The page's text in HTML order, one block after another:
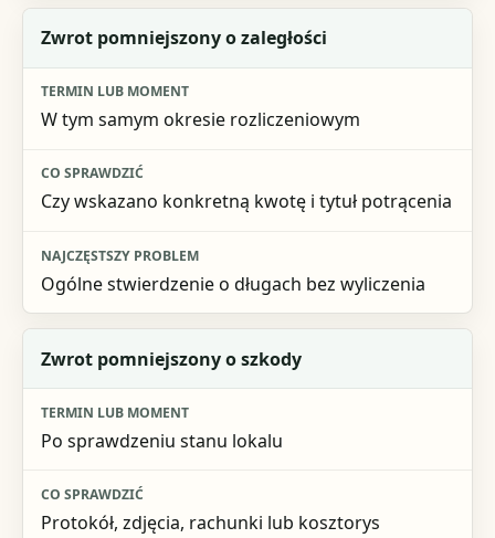
Zwrot pomniejszony o zaległości
W tym samym okresie rozliczeniowym
Czy wskazano konkretną kwotę i tytuł potrącenia
Ogólne stwierdzenie o długach bez wyliczenia
Zwrot pomniejszony o szkody
Po sprawdzeniu stanu lokalu
Protokół, zdjęcia, rachunki lub kosztorys